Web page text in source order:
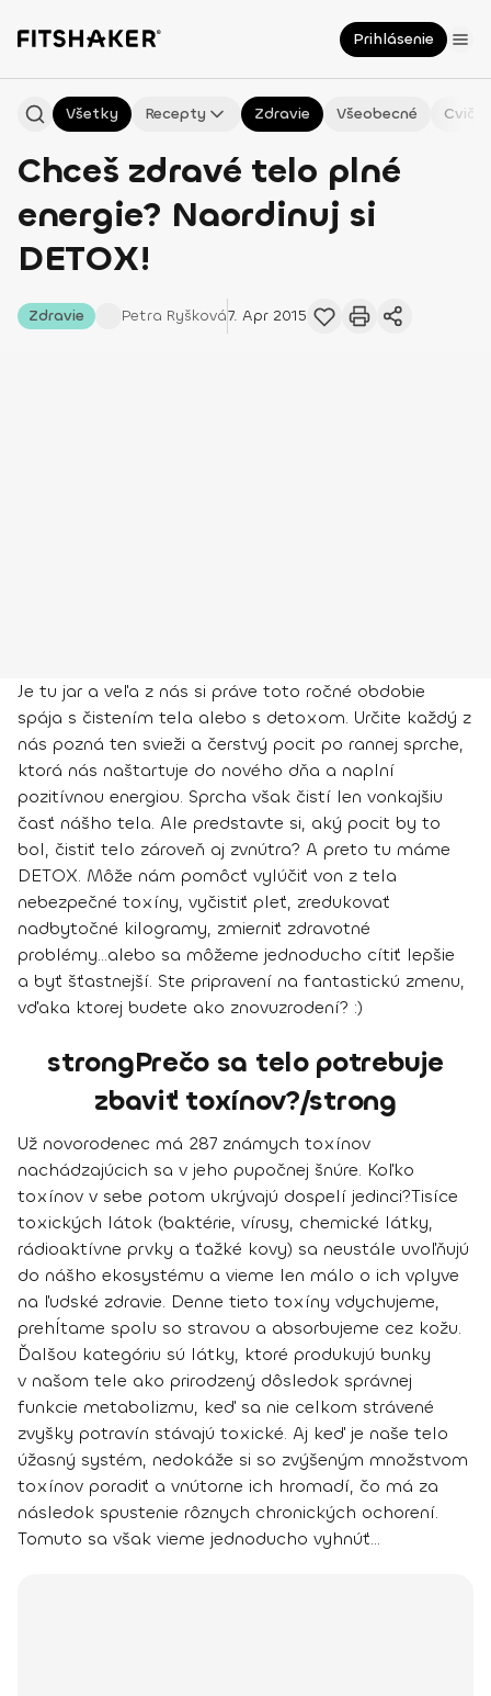
Prihlásenie
Všetky Recepty Zdravie Všeobecné
Chceš zdravé telo plné
energie? Naordinuj si
DETOX!
Zdravie Petra Ryšková7. Apr 2015
Je tu jar a veľa z nás si práve toto ročné obdobie
spája s čistením tela alebo s detoxom. Určite každý z
nás pozná ten svieži a čerstvý pocit po rannej sprche,
ktorá nás naštartuje do nového dňa a naplní
pozitívnou energiou. Sprcha však čistí len vonkajšiu
časť nášho tela. Ale predstavte si, aký pocit by to
bol, čistiť telo zároveň aj zvnútra? A preto tu máme
DETOX. Môže nám pomôcť vylúčiť von z tela
nebezpečné toxíny, vyčistiť pleť, zredukovať
nadbytočné kilogramy, zmierniť zdravotné
problémy...alebo sa môžeme jednoducho cítiť lepšie
a byť šťastnejší. Ste pripravení na fantastickú zmenu,
vďaka ktorej budete ako znovuzrodení? :)
strongPrečo sa telo potrebuje
zbaviť toxínov?/strong
Už novorodenec má 287 známych toxínov
nachádzajúcich sa v jeho pupočnej šnúre. Koľko
toxínov v sebe potom ukrývajú dospelí jedinci?Tisíce
toxických látok (baktérie, vírusy, chemické látky,
rádioaktívne prvky a ťažké kovy) sa neustále uvoľňujú
do nášho ekosystému a vieme len málo o ich vplyve
na ľudské zdravie. Denne tieto toxíny vdychujeme,
prehĺtame spolu so stravou a absorbujeme cez kožu.
Ďalšou kategóriu sú látky, ktoré produkujú bunky
v našom tele ako prirodzený dôsledok správnej
funkcie metabolizmu, keď sa nie celkom strávené
zvyšky potravín stávajú toxické. Aj keď je naše telo
úžasný systém, nedokáže si so zvýšeným množstvom
toxínov poradiť a vnútorne ich hromadí, čo má za
následok spustenie rôznych chronických ochorení.
Tomuto sa však vieme jednoducho vyhnúť...